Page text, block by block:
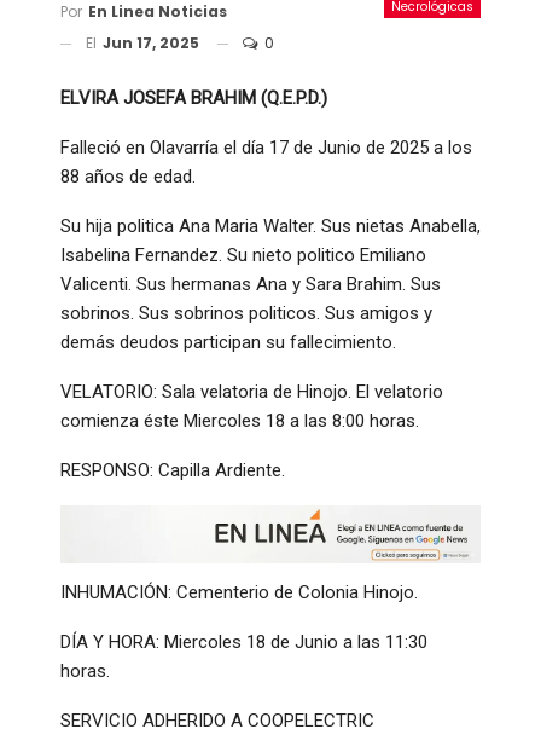
Necrológicas
Por En Linea Noticias
El Jun 17, 2025 0
ELVIRA JOSEFA BRAHIM (Q.E.P.D.)
Falleció en Olavarría el día 17 de Junio de 2025 a los
88 años de edad.
Su hija politica Ana Maria Walter. Sus nietas Anabella,
Isabelina Fernandez. Su nieto politico Emiliano
Valicenti. Sus hermanas Ana y Sara Brahim. Sus
sobrinos. Sus sobrinos politicos. Sus amigos y
demás deudos participan su fallecimiento.
VELATORIO: Sala velatoria de Hinojo. El velatorio
comienza éste Miercoles 18 a las 8:00 horas.
RESPONSO: Capilla Ardiente.
INHUMACIÓN: Cementerio de Colonia Hinojo.
DÍA Y HORA: Miercoles 18 de Junio a las 11:30
horas.
SERVICIO ADHERIDO A COOPELECTRIC